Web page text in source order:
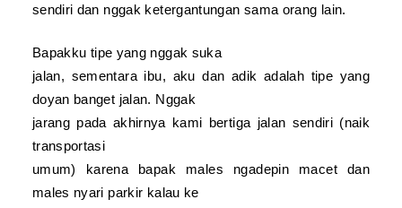
sendiri dan nggak ketergantungan sama orang lain.
Bapakku tipe yang nggak suka
jalan, sementara ibu, aku dan adik adalah tipe yang
doyan banget jalan. Nggak
jarang pada akhirnya kami bertiga jalan sendiri (naik
transportasi
umum) karena bapak males ngadepin macet dan
males nyari parkir kalau ke